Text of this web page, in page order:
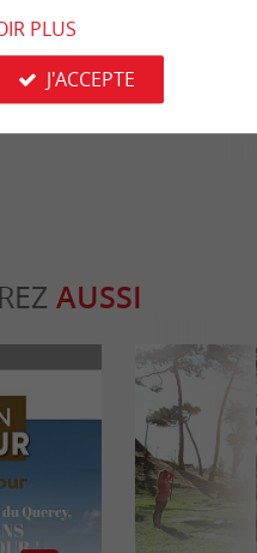
très
pour ses
agréable et ...
AUSSI
PLUS
J'ACCEPTE